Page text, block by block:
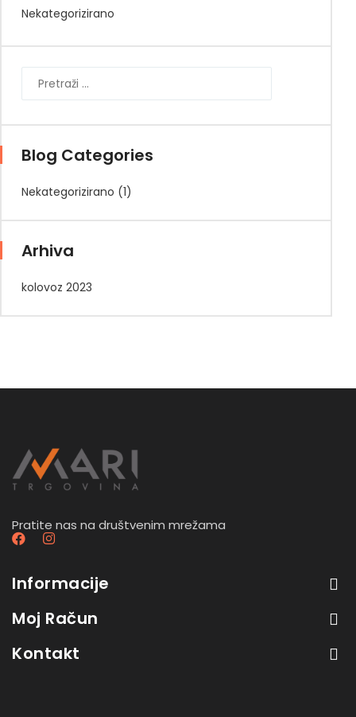
Nekategorizirano
Blog Categories
Nekategorizirano (1)
Arhiva
kolovoz 2023
Pratite nas na društvenim mrežama
Informacije
Moj Račun
Kontakt